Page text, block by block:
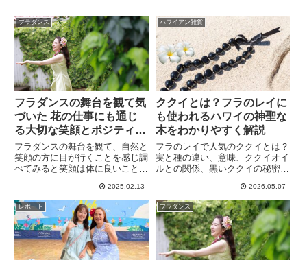
フラダンス
フラダンスの舞台を観て気
づいた 花の仕事にも通じ
る大切な笑顔とポジティブ
思考
フラダンスの舞台を観て、自然と
笑顔の方に目が行くことを感じ調
べてみると笑顔は体に良いことが
ワーと与えるパワーはすごい。笑
顔の時間を少しでも増やして、私
の花レッスンでも生徒さんの笑顔
を引き出す花教室を目指します。
2025.02.13
ハワイアン雑貨
ククイとは？フラのレイに
も使われるハワイの神聖な
木をわかりやすく解説
フラのレイで人気のククイとは？
実と種の違い、意味、ククイオイ
ルとの関係、黒いククイの秘密ま
すく解説します。何気なくフラダ
ンスで付けていたククイ。意味を
知ってから使うと踊り方も変わる
のではないでしょうか。
2026.05.07
レポート フラダンス